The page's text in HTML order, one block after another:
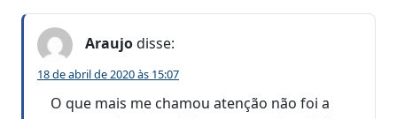
Araujodisse:
18 de abril de 2020 às 15:07
O que mais me chamou atenção não foi a